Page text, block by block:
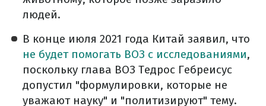
людей.
В конце июля 2021 года Китай заявил, что
не будет помогать ВОЗ с исследованиями,
поскольку глава ВОЗ Тедрос Гебреисус
допустил "формулировки, которые не
уважают науку" и "политизируют" тему.